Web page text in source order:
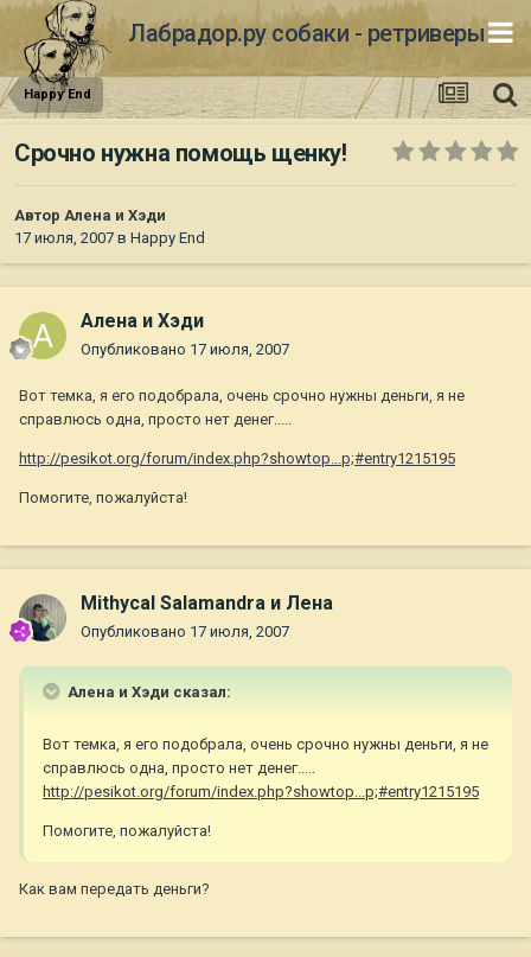
Лабрадор.ру собаки - ретриверы
Happy End
Срочно нужна помощь щенку!
Автор Алена и Хэди
17 июля, 2007 в Happy End
Алена и Хэди
Опубликовано 17 июля, 2007
Вот темка, я его подобрала, очень срочно нужны деньги, я не
справлюсь одна, просто нет денег.....
http://pesikot.org/forum/index.php?showtop...p;#entry1215195
Помогите, пожалуйста!
Mithycal Salamandra и Лена
Опубликовано 17 июля, 2007
Алена и Хэди сказал:
Вот темка, я его подобрала, очень срочно нужны деньги, я не
справлюсь одна, просто нет денег.....
http://pesikot.org/forum/index.php?showtop...p;#entry1215195
Помогите, пожалуйста!
Как вам передать деньги?